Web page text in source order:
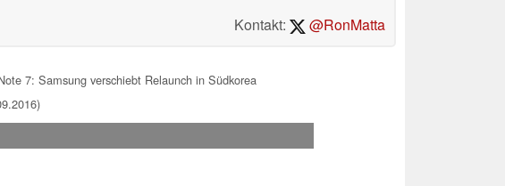
Kontakt:
@RonMatta
7: Samsung verschiebt Relaunch in Südkorea